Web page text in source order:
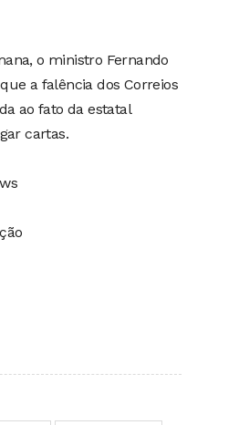
o ministro Fernando
a falência dos Correios
ao fato da estatal
cartas.